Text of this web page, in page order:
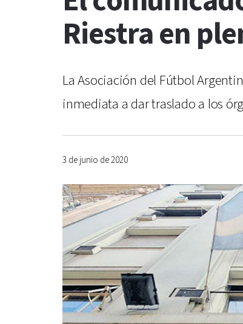
Riestra en
La Asociación del Fútbol
inmediata a dar traslado a los
3 de junio de 2020